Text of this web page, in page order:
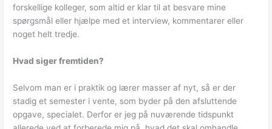
forskellige kolleger, som altid er klar til at besvare mine
spørgsmål eller hjælpe med et interview, kommentarer eller
noget helt tredje.
Hvad siger fremtiden?
Selvom man er i praktik og lærer masser af nyt, så er der
stadig et semester i vente, som byder på den afsluttende
opgave, specialet. Derfor er jeg på nuværende tidspunkt